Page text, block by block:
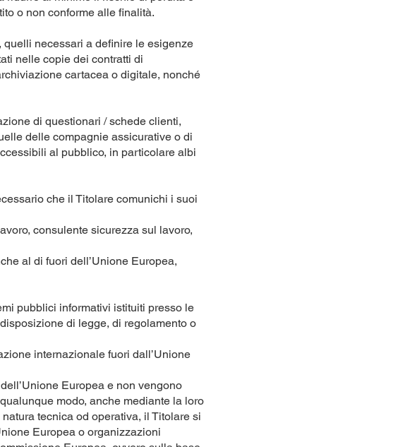
o non conforme alle finalità.
quelli necessari a definire le esigenze
nelle copie dei contratti di
cartacea o digitale, nonché
di questionari / schede clienti,
delle compagnie assicurative o di
al pubblico, in particolare albi
che il Titolare comunichi i suoi
consulente sicurezza sul lavoro,
al di fuori dell’Unione Europea,
pubblici informativi istituiti presso le
di legge, di regolamento o
internazionale fuori dall’Unione
Europea e non vengono
modo, anche mediante la loro
tecnica od operativa, il Titolare si
Europea o organizzazioni